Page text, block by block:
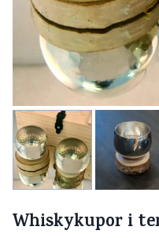
Whiskykupor i